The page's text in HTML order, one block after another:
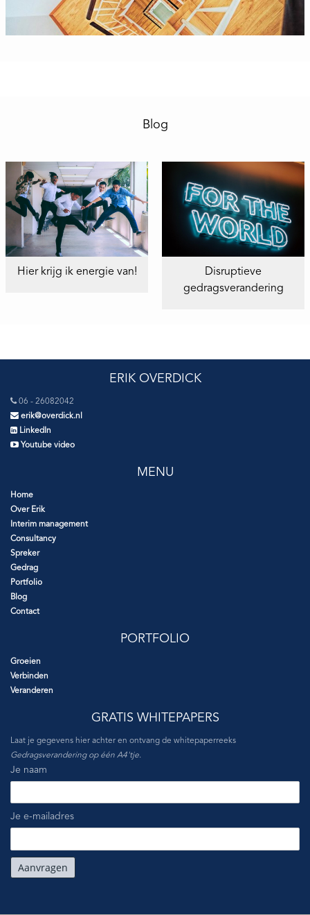
Blog
Hier krijg ik energie van!
Disruptieve
gedragsverandering
ERIK OVERDICK
06 - 26082042
erik@overdick.nl
LinkedIn
Youtube video
MENU
Home
Over Erik
Interim management
Consultancy
Spreker
Gedrag
Portfolio
Blog
Contact
PORTFOLIO
Groeien
Verbinden
Veranderen
GRATIS WHITEPAPERS
Laat je gegevens hier achter en ontvang de whitepaperreeks
Gedragsverandering op één A4'tje.
Je naam
Je e-mailadres